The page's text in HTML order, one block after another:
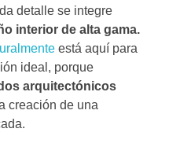
detalle se integre
interior de alta gama.
está aquí para
ideal, porque
arquitectónicos
creación de una